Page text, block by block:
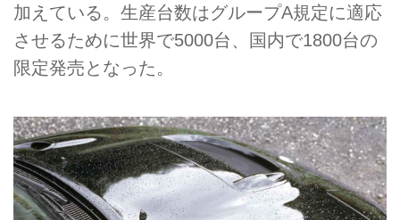
加えている。生産台数はグループA規定に適応
させるために世界で5000台、国内で1800台の
限定発売となった。